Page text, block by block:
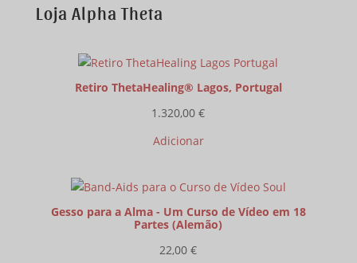
Loja Alpha Theta
Retiro ThetaHealing® Lagos, Portugal
1.320,00€
Adicionar
Gesso para a Alma - Um Curso de Vídeo em 18
Partes (Alemão)
22,00€